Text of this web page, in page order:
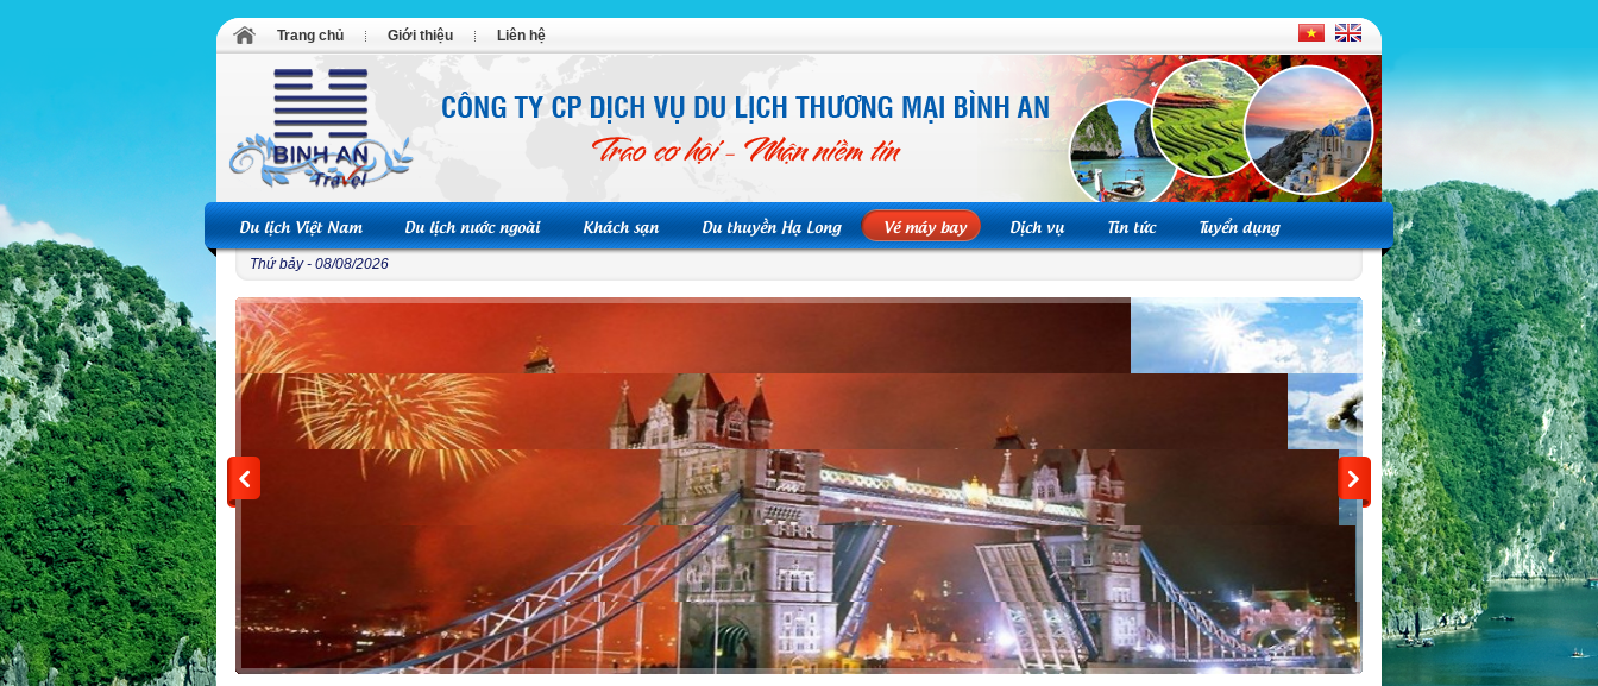
Trang chủ Giới thiệu Liên hệ
Du lịch Việt Nam Du lịch nước ngoài Khách sạn Du thuyền Hạ Long Vé máy bay Dịch vụ Tin tức Tuyển dụng
Thứ bảy - 08/08/2026